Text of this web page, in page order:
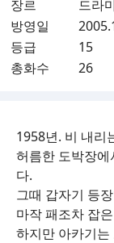
장르
드라
방영일
등급
15
총화수
26
1958년. 비 내리
허름한 도박장
다.
그때 갑자기 등
마작 패조차 잡
하지만 아카기